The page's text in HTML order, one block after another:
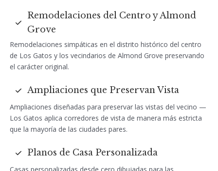
Remodelaciones del Centro y Almond
Grove
Remodelaciones simpáticas en el distrito histórico del centro
de Los Gatos y los vecindarios de Almond Grove preservando
el carácter original.
Ampliaciones que Preservan Vista
Ampliaciones diseñadas para preservar las vistas del vecino —
Los Gatos aplica corredores de vista de manera más estricta
que la mayoría de las ciudades pares.
Planos de Casa Personalizada